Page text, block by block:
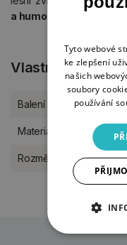
a humoru
jsou
Vlastnosti
Balení
Materiál
Rozměr
Tyto webové
ke zlepšení
našich
soubory
používání